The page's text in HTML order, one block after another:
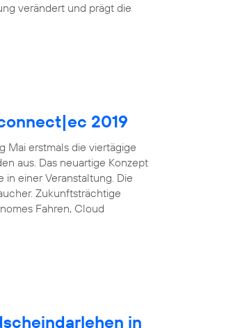
verändert und prägt die
2019
Mai erstmals die viertägige
aus. Das neuartige Konzept
einer Veranstaltung. Die
Zukunftsträchtige
Fahren, Cloud
in